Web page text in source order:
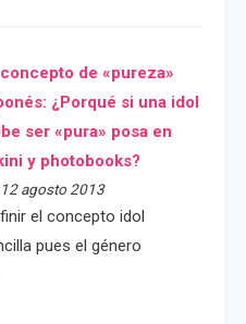
de «pureza»
¿Porqué si una idol
ser «pura» posa en
y photobooks?
12 agosto 2013
el concepto idol
pues el género